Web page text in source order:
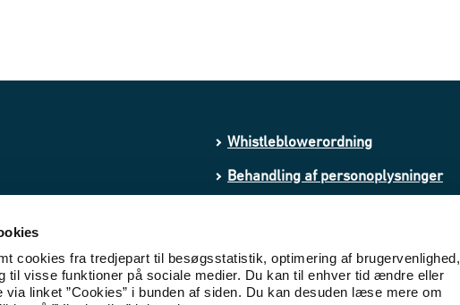
cookies fra tredjepart til besøgsstatistik, optimering af brugervenlighed,
til visse funktioner på sociale medier. Du kan til enhver tid ændre eller
linket ”Cookies” i bunden af siden. Du kan desuden læse mere om
Whistleblowerordning
Behandling af personoplysninger
Tilgængelighedserklæring (WAS)